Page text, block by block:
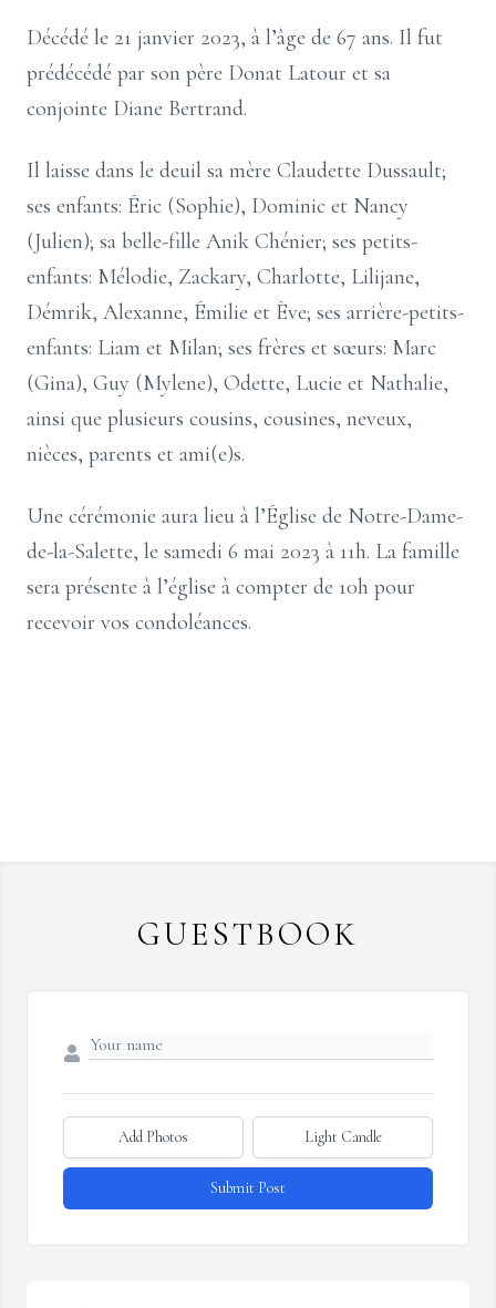
Décédé le 21 janvier 2023, à l’âge de 67 ans. Il fut
prédécédé par son père Donat Latour et sa
conjointe Diane Bertrand.
Il laisse dans le deuil sa mère Claudette Dussault;
ses enfants: Éric (Sophie), Dominic et Nancy
(Julien); sa belle-fille Anik Chénier; ses petits-
enfants: Mélodie, Zackary, Charlotte, Lilijane,
Démrik, Alexanne, Émilie et Ève; ses arrière-petits-
enfants: Liam et Milan; ses frères et sœurs: Marc
(Gina), Guy (Mylene), Odette, Lucie et Nathalie,
ainsi que plusieurs cousins, cousines, neveux,
nièces, parents et ami(e)s.
Une cérémonie aura lieu à l’Église de Notre-Dame-
de-la-Salette, le samedi 6 mai 2023 à 11h. La famille
sera présente à l’église à compter de 10h pour
recevoir vos condoléances.
GUESTBOOK
Add Photos Light Candle
Submit Post